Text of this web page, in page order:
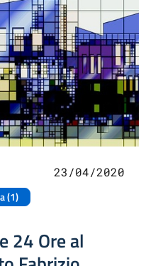
(1)
23/04/2020
24 Ore al